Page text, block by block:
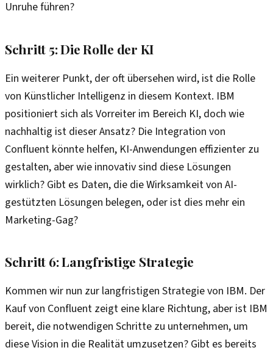
Unruhe führen?
Schritt 5: Die Rolle der KI
Ein weiterer Punkt, der oft übersehen wird, ist die Rolle
von Künstlicher Intelligenz in diesem Kontext. IBM
positioniert sich als Vorreiter im Bereich KI, doch wie
nachhaltig ist dieser Ansatz? Die Integration von
Confluent könnte helfen, KI-Anwendungen effizienter zu
gestalten, aber wie innovativ sind diese Lösungen
wirklich? Gibt es Daten, die die Wirksamkeit von AI-
gestützten Lösungen belegen, oder ist dies mehr ein
Marketing-Gag?
Schritt 6: Langfristige Strategie
Kommen wir nun zur langfristigen Strategie von IBM. Der
Kauf von Confluent zeigt eine klare Richtung, aber ist IBM
bereit, die notwendigen Schritte zu unternehmen, um
diese Vision in die Realität umzusetzen? Gibt es bereits